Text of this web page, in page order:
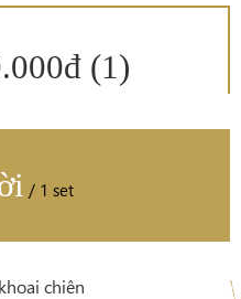
(1)
/ 1 set
chiên